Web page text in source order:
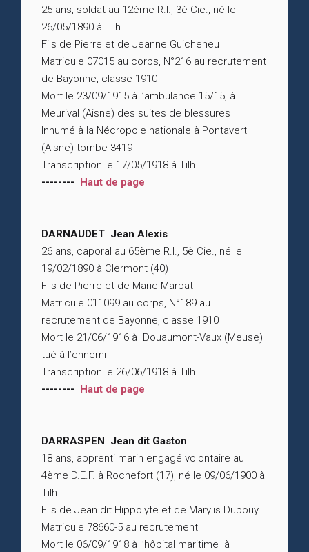
25 ans, soldat au 12ème R.I., 3è Cie., né le
26/05/1890 à Tilh
Fils de Pierre et de Jeanne Guicheneu
Matricule 07015 au corps, N°216 au recrutement
de Bayonne, classe 1910
Mort le 23/09/1915 à l’ambulance 15/15, à
Meurival (Aisne) des suites de blessures
Inhumé à la Nécropole nationale à Pontavert
(Aisne) tombe 3419
Transcription le 17/05/1918 à Tilh
-------- Haut de page
DARNAUDET Jean Alexis
26 ans, caporal au 65ème R.I., 5è Cie., né le
19/02/1890 à Clermont (40)
Fils de Pierre et de Marie Marbat
Matricule 011099 au corps, N°189 au
recrutement de Bayonne, classe 1910
Mort le 21/06/1916 à Douaumont-Vaux (Meuse)
tué à l’ennemi
Transcription le 26/06/1918 à Tilh
-------- Haut de page
DARRASPEN Jean dit Gaston
18 ans, apprenti marin engagé volontaire au
4ème D.E.F. à Rochefort (17), né le 09/06/1900 à
Tilh
Fils de Jean dit Hippolyte et de Marylis Dupouy
Matricule 78660-5 au recrutement
Mort le 06/09/1918 à l’hôpital maritime à